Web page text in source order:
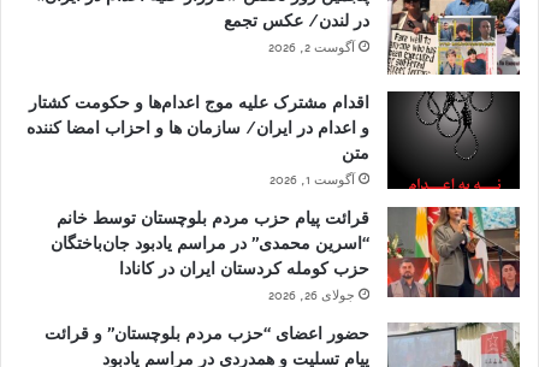
در لندن/ عکس تجمع
آگوست 2, 2026
اقدام مشترک علیه موج اعدام‌ها و حکومت کشتار
و اعدام در ایران/ سازمان ها و احزاب امضا کننده
متن
آگوست 1, 2026
قرائت پیام حزب مردم بلوچستان توسط خانم
“اسرین محمدی” در مراسم یادبود جان‌باختگان
حزب کومله کردستان ایران در کانادا
جولای 26, 2026
حضور اعضای “حزب مردم بلوچستان” و قرائت
پیام تسلیت و همدردی در مراسم یادبود